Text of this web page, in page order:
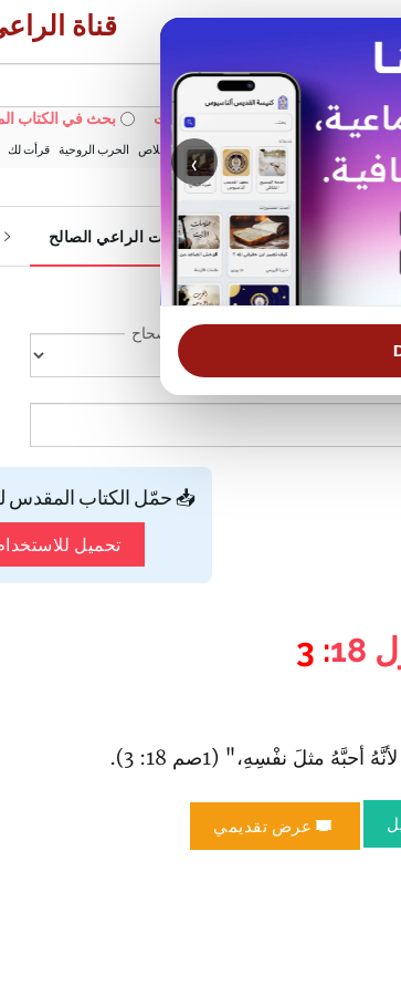
‹
قناة
بحث في الويبسايت بحث في الكتاب
الأكثر بحثًا: خبزنا اليومي الخلاص الحرب الروحية قرأت لك
الرئيسية خدمات الراعي الصالح
الإصحاح
📥 حمّل الكتاب المقدس
تحميل
18
: 3
مثلَ نفْسِهِ،" (1صم 18: 3).
عرض تقديمي